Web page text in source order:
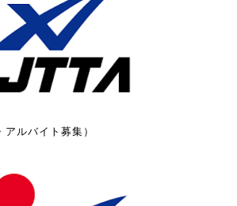
ルバイト募集）